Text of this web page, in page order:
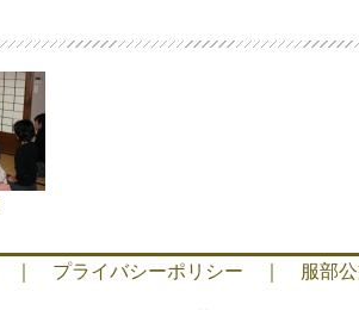
｜ プライバシーポリシー ｜ 服部